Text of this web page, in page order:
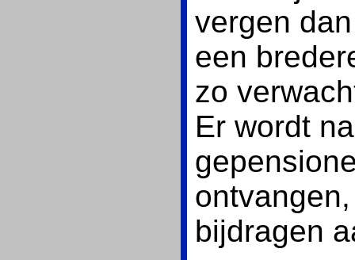
vergen
een
zo
Er wordt
bijdragen